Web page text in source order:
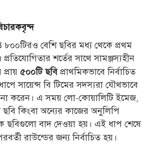
৮০০টিরও বেশি ছবির মধ্য থেকে প্রথম
শর্তের সাথে সামঞ্জস্যহীন
৫০০টি ছবিপ্রাথমিকভাবে নির্বাচিত
সায়েন্স বি টিমের সদস্যরা যৌথভাবে
করেন। এ সময় লো-কোয়ালিটি ইমেজ,
কিংবা অন্যের কাজের অনুলিপি
ছবিগুলো বাদ দেওয়া হয়। এই ধাপ শেষে
রাউন্ডের জন্য নির্বাচিত হয়।